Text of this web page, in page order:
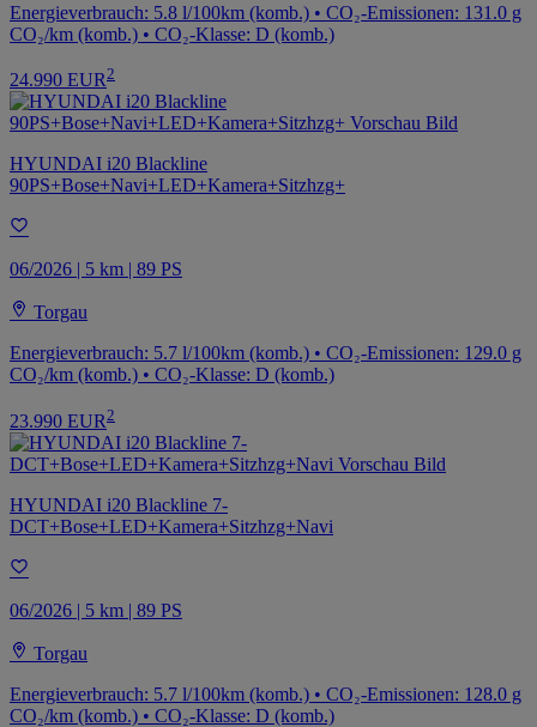
Energieverbrauch: 5.8 l/100km (komb.) • CO₂-Emissionen: 131.0 g
CO₂/km (komb.) • CO₂-Klasse: D (komb.)
24.990 EUR 2
HYUNDAI i20 Blackline
90PS+Bose+Navi+LED+Kamera+Sitzhzg+
06/2026 | 5 km | 89 PS
Torgau
Energieverbrauch: 5.7 l/100km (komb.) • CO₂-Emissionen: 129.0 g
CO₂/km (komb.) • CO₂-Klasse: D (komb.)
23.990 EUR 2
HYUNDAI i20 Blackline 7-
DCT+Bose+LED+Kamera+Sitzhzg+Navi
06/2026 | 5 km | 89 PS
Torgau
Energieverbrauch: 5.7 l/100km (komb.) • CO₂-Emissionen: 128.0 g
CO₂/km (komb.) • CO₂-Klasse: D (komb.)